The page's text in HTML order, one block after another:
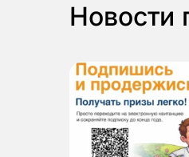
Новости